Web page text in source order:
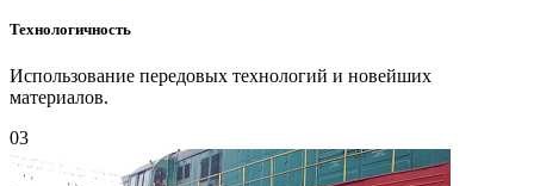
Технологичность
Использование передовых технологий и новейших
материалов.
03